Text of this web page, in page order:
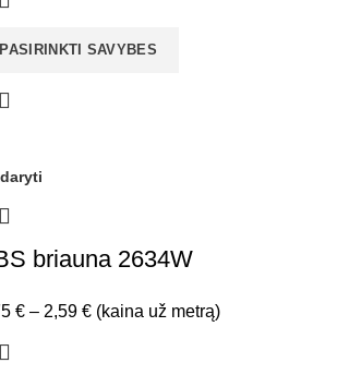
through
PASIRINKTI SAVYBES
briauna 2634W
€ – 2,59€Price
(kaina už metrą)